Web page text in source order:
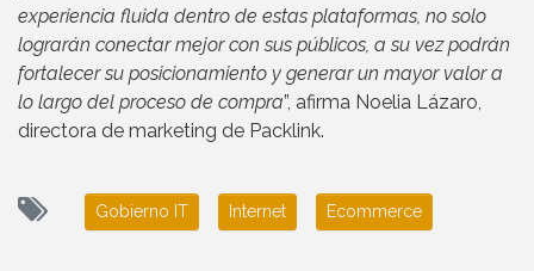
experiencia fluida dentro de estas plataformas, no solo
lograrán conectar mejor con sus públicos, a su vez podrán
fortalecer su posicionamiento y generar un mayor valor a
lo largo del proceso de compra”, afirma Noelia Lázaro,
directora de marketing de Packlink.
Gobierno IT Internet Ecommerce